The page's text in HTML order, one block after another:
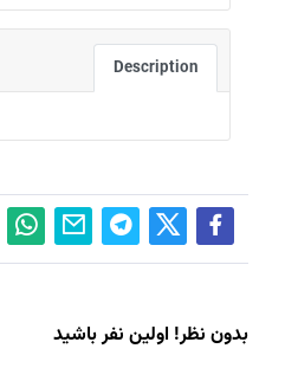
Description
بدون نظر! اولین نفر باشید